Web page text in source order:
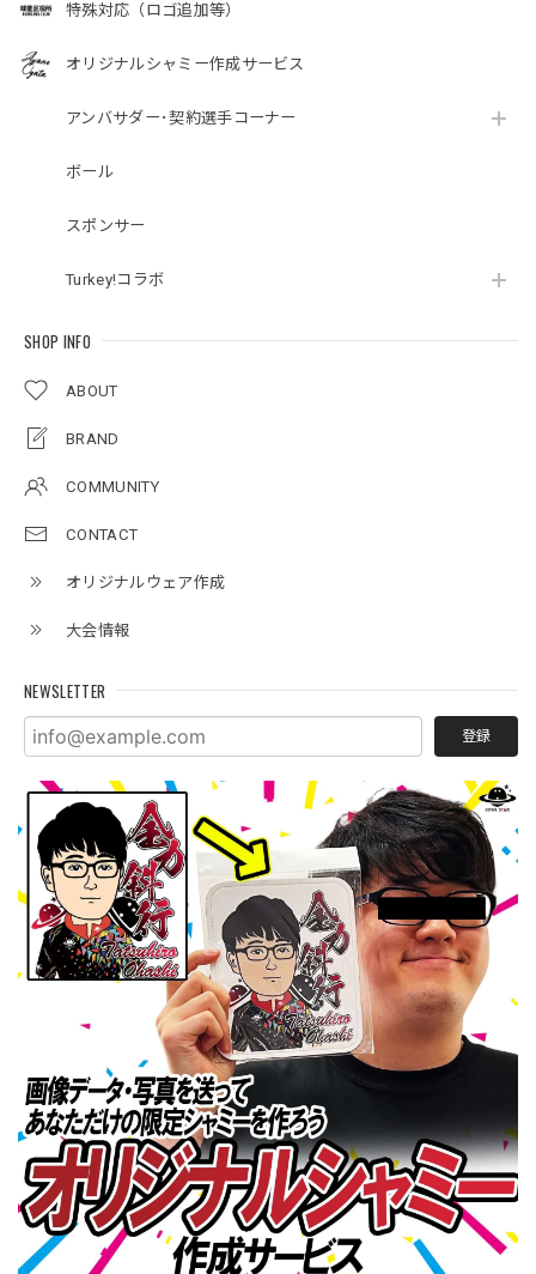
特殊対応（ロゴ追加等）
オリジナルシャミー作成サービス
アンバサダー･契約選手コーナー
ボール
スポンサー
Turkey!コラボ
SHOP INFO
ABOUT
BRAND
COMMUNITY
CONTACT
オリジナルウェア作成
大会情報
NEWSLETTER
登録